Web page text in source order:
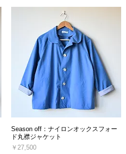
Season off：ナイロンオックスフォー
ド丸襟ジャケット
価格
￥27,500